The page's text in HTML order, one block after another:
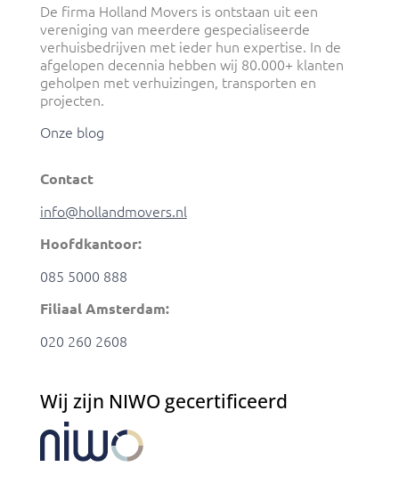
De firma Holland Movers is ontstaan uit een
vereniging van meerdere gespecialiseerde
verhuisbedrijven met ieder hun expertise. In de
afgelopen decennia hebben wij 80.000+ klanten
geholpen met verhuizingen, transporten en
projecten.
Onze blog
Contact
info@hollandmovers.nl
Hoofdkantoor:
085 5000 888
Filiaal Amsterdam:
020 260 2608
Wij zijn NIWO gecertificeerd